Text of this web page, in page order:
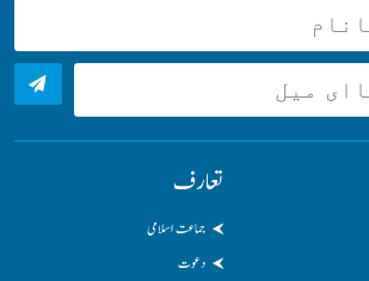
تعارف
جماعت اسلامی
دعوت